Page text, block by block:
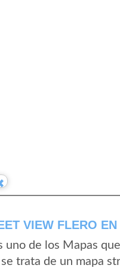
VIEW FLERO
uno de los Mapas
trata de un mapa